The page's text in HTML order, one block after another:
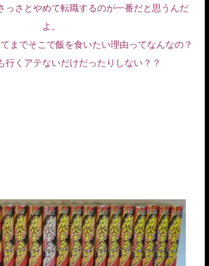
っさとやめて転職するのが一番だと思うんだ
よ。
までそこで飯を食いたい理由ってなんなの？
行くアテないだけだったりしない？？